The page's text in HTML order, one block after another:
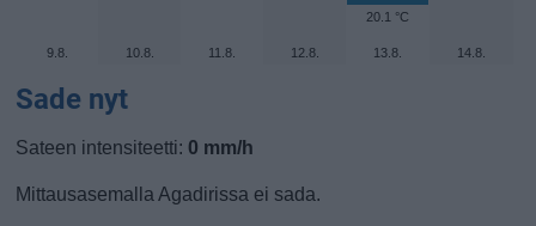
20.1 °C
9.8. 10.8. 11.8. 12.8. 13.8. 14.8.
Sade nyt
Sateen intensiteetti: 0 mm/h
Mittausasemalla Agadirissa ei sada.